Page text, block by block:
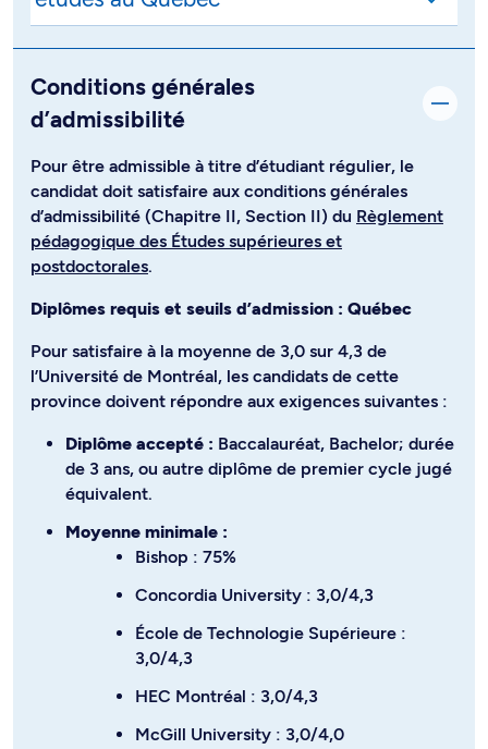
Conditions générales
d’admissibilité
Pour être admissible à titre d’étudiant régulier, le
candidat doit satisfaire aux conditions générales
d’admissibilité (Chapitre II, Section II) du Règlement
pédagogique des Études supérieures et
postdoctorales.
Diplômes requis et seuils d’admission : Québec
Pour satisfaire à la moyenne de 3,0 sur 4,3 de
l’Université de Montréal, les candidats de cette
province doivent répondre aux exigences suivantes :
Diplôme accepté : Baccalauréat, Bachelor; durée
de 3 ans, ou autre diplôme de premier cycle jugé
équivalent.
Moyenne minimale :
Bishop : 75%
Concordia University : 3,0/4,3
École de Technologie Supérieure :
3,0/4,3
HEC Montréal : 3,0/4,3
McGill University : 3,0/4,0